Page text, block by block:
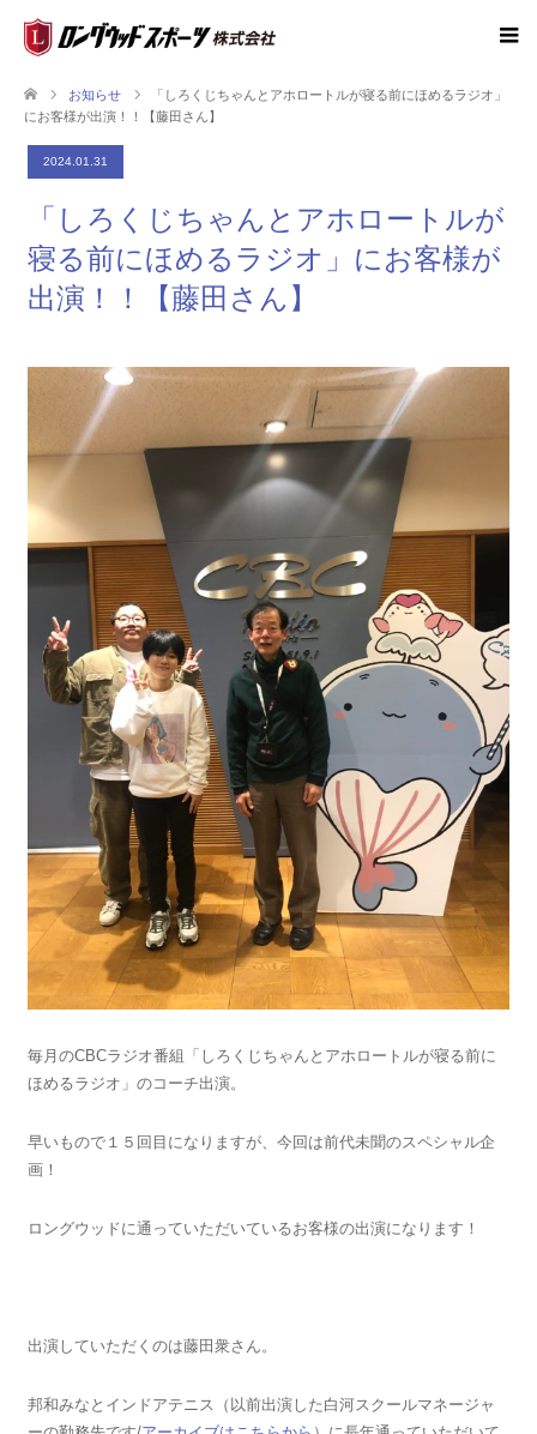
お知らせ
「しろくじちゃんとアホロートルが寝る前にほめるラジオ」
にお客様が出演！！【藤田さん】
2024.01.31
「しろくじちゃんとアホロートルが
寝る前にほめるラジオ」にお客様が
出演！！【藤田さん】
毎月のCBCラジオ番組「しろくじちゃんとアホロートルが寝る前に
ほめるラジオ」のコーチ出演。
早いもので１５回目になりますが、今回は前代未聞のスペシャル企
画！
ロングウッドに通っていただいているお客様の出演になります！
出演していただくのは藤田衆さん。
邦和みなとインドアテニス（以前出演した白河スクールマネージャ